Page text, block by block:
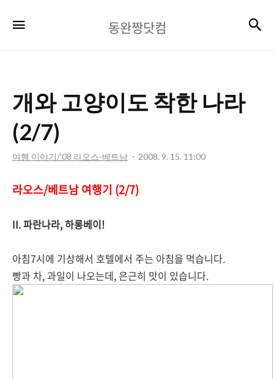
완
컴
동완짱닷컴
개와 고양이도 착한 나라
(2/7)
여행 이야기/'08 라오스-베트남 2008. 9. 15. 11:00
라오스/베트남 여행기 (2/7)
II. 파란나라, 하롱베이!
아침7시에 기상해서 호텔에서 주는 아침을 먹습니다.
빵과 차, 과일이 나오는데, 은근히 맛이 있습니다.